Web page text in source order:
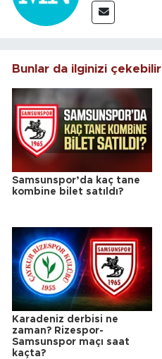
Bunlar da ilginizi çekebilir
Samsunspor’da kaç tane
kombine bilet satıldı?
Karadeniz derbisi ne
zaman? Rizespor-
Samsunspor maçı saat
kaçta?